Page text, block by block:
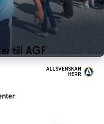
till AGF
ALLSVENSKAN
HERR